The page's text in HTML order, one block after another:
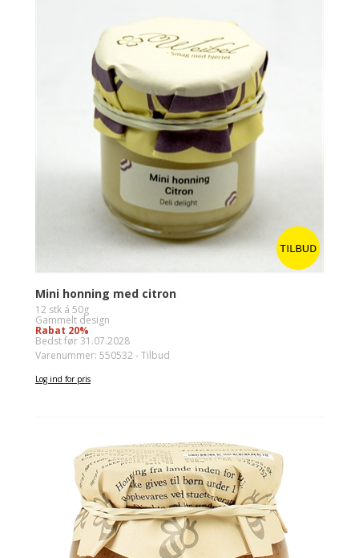
Mini honning med citron
12 stk á 50g
Gammelt design
Rabat 20%
Bedst før 31.07.2028
Varenummer: 550532 - Tilbud
Log ind for pris